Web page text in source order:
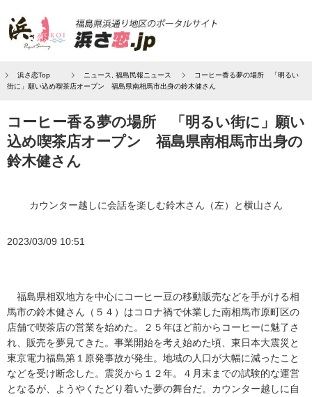
浜さ恋Top ニュース 福島民報ニュース
コーヒー香る夢の場所 「明るい
街に」願い込め喫茶店オープン 福島県南相馬市出身の鈴木健さん
コーヒー香る夢の場所 「明るい街に」願い
込め喫茶店オープン 福島県南相馬市出身の
鈴木健さん
カウンター越しに会話を楽しむ鈴木さん（左）と横山さん
2023/03/09 10:51
福島県相双地方を中心にコーヒー豆の移動販売などを手がける相
馬市の鈴木健さん（５４）はコロナ禍で休業した南相馬市原町区の
店舗で喫茶店の営業を始めた。２５年ほど前からコーヒーに魅了さ
れ、販売を夢見てきた。事業開始を考え始めた頃、東日本大震災と
東京電力福島第１原発事故が発生。地域の人口が大幅に減ったこと
などを受け断念した。震災から１２年。４月末までの試験的な運営
となるが、ようやくたどり着いた夢の舞台だ。カウンター越しに自